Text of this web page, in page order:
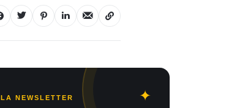
LA NEWSLETTER